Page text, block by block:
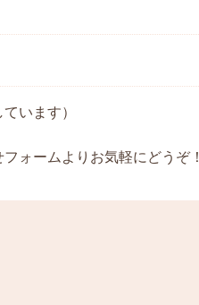
います）
ォームよりお気軽にどうぞ！